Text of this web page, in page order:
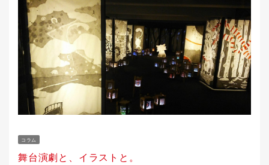
コラム
舞台演劇と、イラストと。